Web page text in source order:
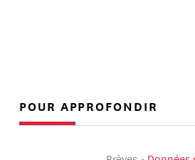
POUR APPROFONDIR